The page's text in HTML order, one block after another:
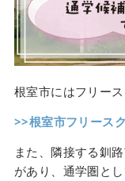
根室市にはフリー
>>根室市フリース
また、隣接する釧
があり、通学圏と